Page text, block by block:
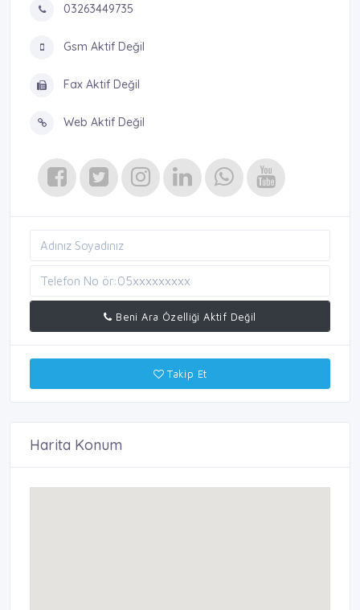
03263449735
Gsm Aktif Değil
Fax Aktif Değil
Web Aktif Değil
Beni Ara Özelliği Aktif Değil
Takip Et
Harita Konum